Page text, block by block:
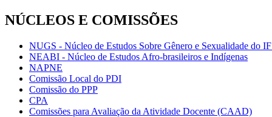
NÚCLEOS E COMISSÕES
NUGS - Núcleo de Estudos Sobre Gênero e Sexualidade do
NEABI - Núcleo de Estudos Afro-brasileiros e Indígenas
NAPNE
Comissão Local do PDI
Comissão do PPP
CPA
Comissões para Avaliação da Atividade Docente (CAAD)